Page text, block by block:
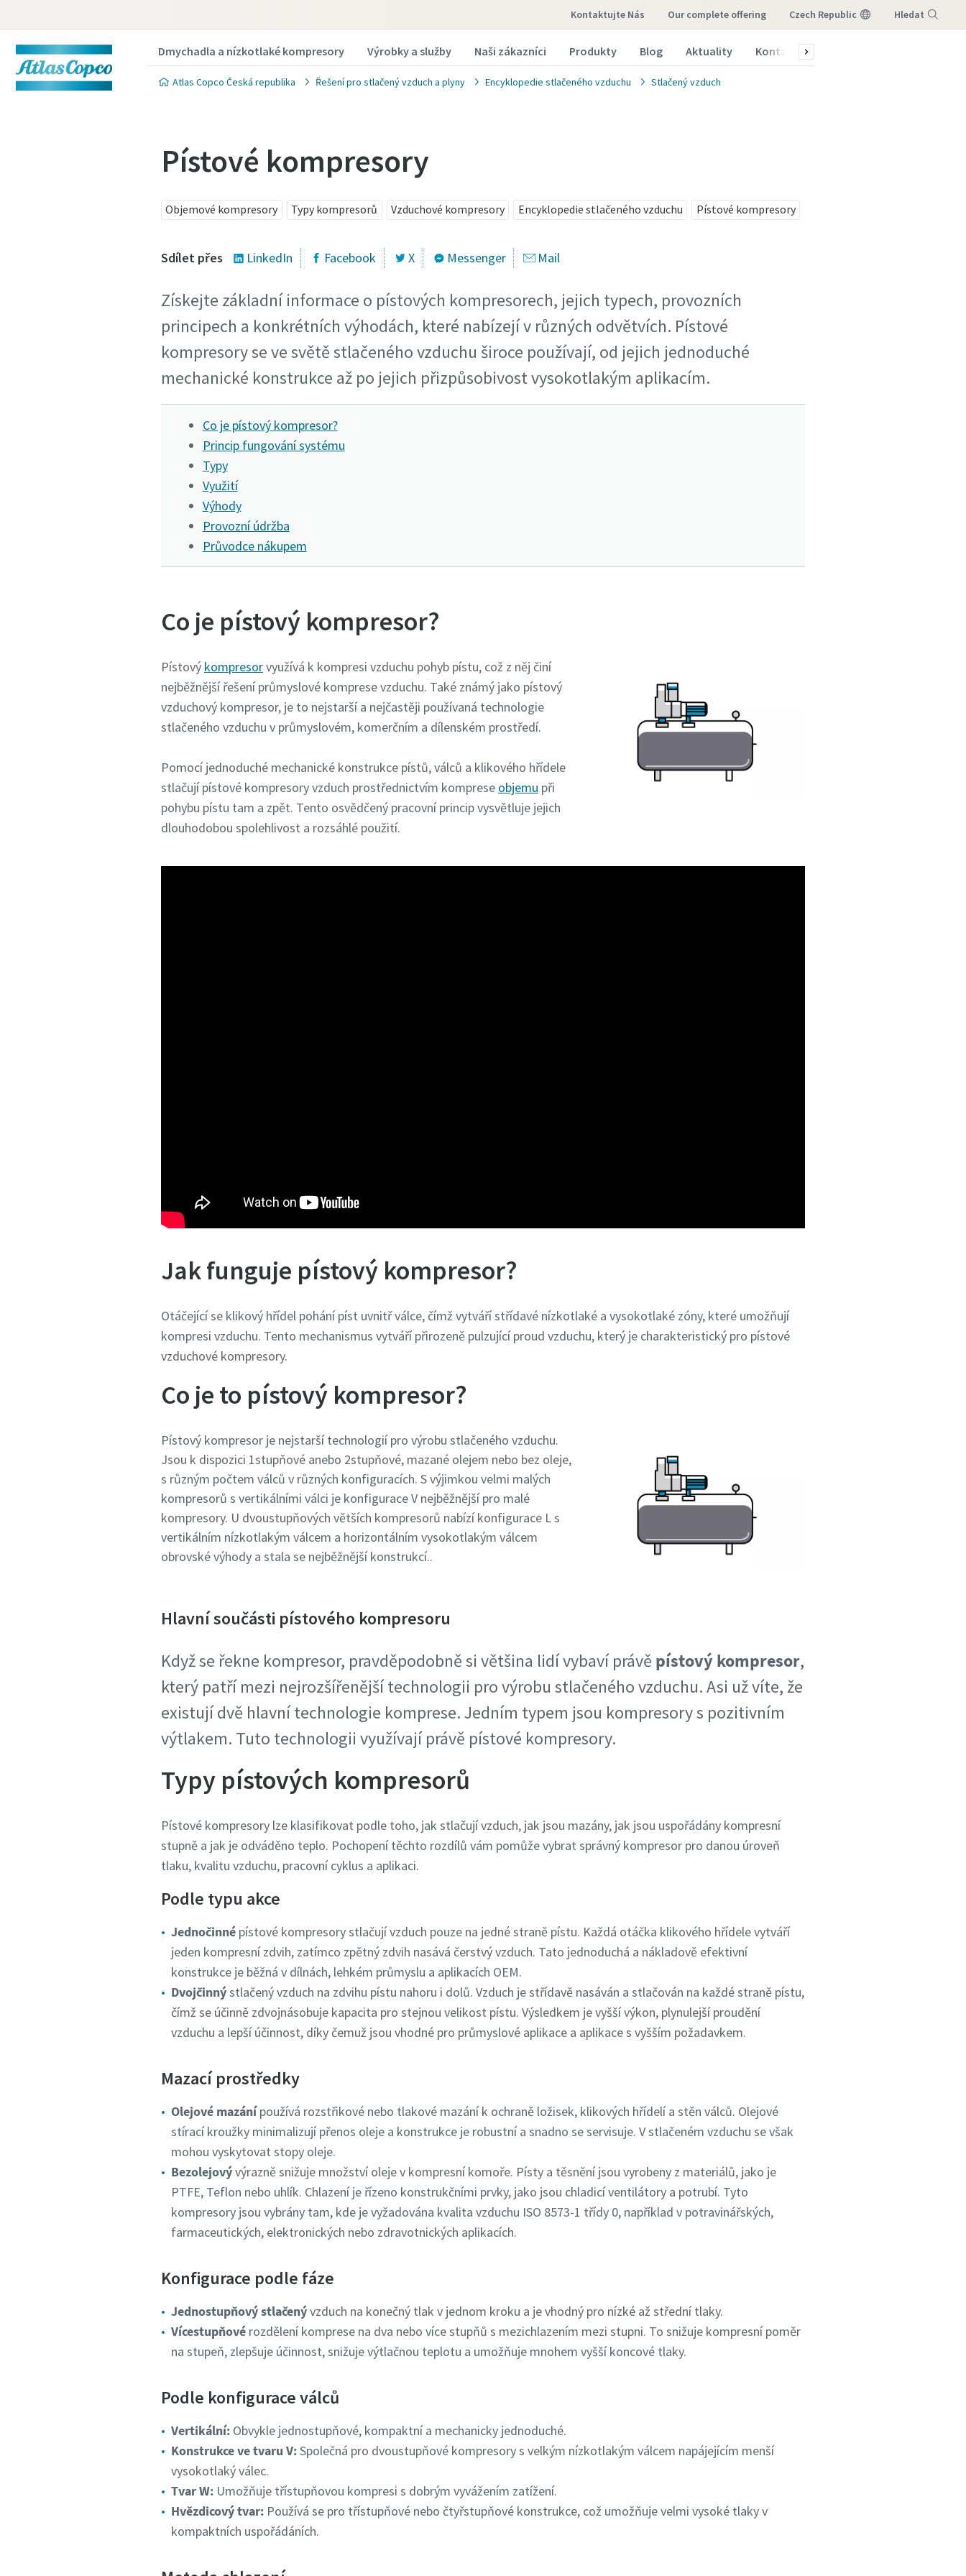
Kontaktujte Nás our complete offering Czech Republic Hledat
Dmychadla a nízkotlaké kompresory Výrobky a služby Naši zákazníci Produkty Blog Aktuality Kontakty servis
Atlas Copco Česká republika Řešení pro stlačený vzduch a plyny Encyklopedie stlačeného vzduchu Stlačený vzduch
Pístové kompresory
Objemové kompresory Typy kompresorů Vzduchové kompresory Encyklopedie stlačeného vzduchu Pístové kompresory
Sdílet přes LinkedIn Facebook X Messenger Mail
Získejte základní informace o pístových kompresorech, jejich typech, provozních
principech a konkrétních výhodách, které nabízejí v různých odvětvích. Pístové
kompresory se ve světě stlačeného vzduchu široce používají, od jejich jednoduché
mechanické konstrukce až po jejich přizpůsobivost vysokotlakým aplikacím.
Co je pístový kompresor?
Princip fungování systému
Typy
Využití
Výhody
Provozní údržba
Průvodce nákupem
Co je pístový kompresor?
Pístový kompresorvyužívá k kompresi vzduchu pohyb pístu, což z něj činí
nejběžnější řešení průmyslové komprese vzduchu. Také známý jako pístový
vzduchový kompresor, je to nejstarší a nejčastěji používaná technologie
stlačeného vzduchu v průmyslovém, komerčním a dílenském prostředí.
Pomocí jednoduché mechanické konstrukce pístů, válců a klikového hřídele
stlačují pístové kompresory vzduch prostřednictvím komprese objemu při
pohybu pístu tam a zpět. Tento osvědčený pracovní princip vysvětluje jejich
dlouhodobou spolehlivost a rozsáhlé použití.
Jak funguje pístový kompresor?
Otáčející se klikový hřídel pohání píst uvnitř válce, čímž vytváří střídavé nízkotlaké a vysokotlaké zóny, které umožňují
kompresi vzduchu. Tento mechanismus vytváří přirozeně pulzující proud vzduchu, který je charakteristický pro pístové
vzduchové kompresory.
Co je to pístový kompresor?
Pístový kompresor je nejstarší technologií pro výrobu stlačeného vzduchu.
Jsou k dispozici 1stupňové anebo 2stupňové, mazané olejem nebo bez oleje,
s různým počtem válců v různých konfiguracích. S výjimkou velmi malých
kompresorů s vertikálními válci je konfigurace V nejběžnější pro malé
kompresory. U dvoustupňových větších kompresorů nabízí konfigurace L s
vertikálním nízkotlakým válcem a horizontálním vysokotlakým válcem
obrovské výhody a stala se nejběžnější konstrukcí..
Hlavní součásti pístového kompresoru
Když se řekne kompresor, pravděpodobně si většina lidí vybaví právě pístový kompresor,
který patří mezi nejrozšířenější technologii pro výrobu stlačeného vzduchu. Asi už víte, že
existují dvě hlavní technologie komprese. Jedním typem jsou kompresory s pozitivním
výtlakem. Tuto technologii využívají právě pístové kompresory.
Typy pístových kompresorů
Pístové kompresory lze klasifikovat podle toho, jak stlačují vzduch, jak jsou mazány, jak jsou uspořádány kompresní
stupně a jak je odváděno teplo. Pochopení těchto rozdílů vám pomůže vybrat správný kompresor pro danou úroveň
tlaku, kvalitu vzduchu, pracovní cyklus a aplikaci.
Podle typu akce
Jednočinné pístové kompresory stlačují vzduch pouze na jedné straně pístu. Každá otáčka klikového hřídele vytváří
jeden kompresní zdvih, zatímco zpětný zdvih nasává čerstvý vzduch. Tato jednoduchá a nákladově efektivní
konstrukce je běžná v dílnách, lehkém průmyslu a aplikacích OEM.
Dvojčinnýstlačený vzduch na zdvihu pístu nahoru i dolů. Vzduch je střídavě nasáván a stlačován na každé straně pístu,
čímž se účinně zdvojnásobuje kapacita pro stejnou velikost pístu. Výsledkem je vyšší výkon, plynulejší proudění
vzduchu a lepší účinnost, díky čemuž jsou vhodné pro průmyslové aplikace a aplikace s vyšším požadavkem.
Mazací prostředky
Olejové mazánípoužívá rozstřikové nebo tlakové mazání k ochraně ložisek, klikových hřídelí a stěn válců. Olejové
stírací kroužky minimalizují přenos oleje a konstrukce je robustní a snadno se servisuje. V stlačeném vzduchu se však
mohou vyskytovat stopy oleje.
Bezolejovývýrazně snižuje množství oleje v kompresní komoře. Písty a těsnění jsou vyrobeny z materiálů, jako je
PTFE, Teflon nebo uhlík. Chlazení je řízeno konstrukčními prvky, jako jsou chladicí ventilátory a potrubí. Tyto
kompresory jsou vybrány tam, kde je vyžadována kvalita vzduchu ISO 8573-1 třídy 0, například v potravinářských,
farmaceutických, elektronických nebo zdravotnických aplikacích.
Konfigurace podle fáze
Jednostupňový stlačenývzduch na konečný tlak v jednom kroku a je vhodný pro nízké až střední tlaky.
Vícestupňové rozdělení komprese na dva nebo více stupňů s mezichlazením mezi stupni. To snižuje kompresní poměr
na stupeň, zlepšuje účinnost, snižuje výtlačnou teplotu a umožňuje mnohem vyšší koncové tlaky.
Podle konfigurace válců
Vertikální:Obvykle jednostupňové, kompaktní a mechanicky jednoduché.
Konstrukce ve tvaru V:Společná pro dvoustupňové kompresory s velkým nízkotlakým válcem napájejícím menší
vysokotlaký válec.
Tvar W:Umožňuje třístupňovou kompresi s dobrým vyvážením zatížení.
Hvězdicový tvar:Používá se pro třístupňové nebo čtyřstupňové konstrukce, což umožňuje velmi vysoké tlaky v
kompaktních uspořádáních.